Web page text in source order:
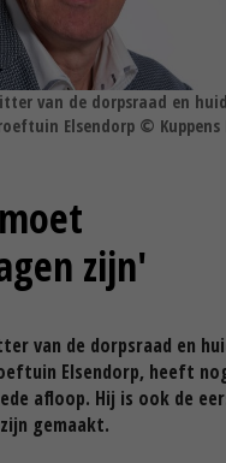
van de dorpsraad en
Elsendorp ©
zijn'
van de dorpsraad en
Elsendorp, heeft
afloop. Hij is ook de
gemaakt.